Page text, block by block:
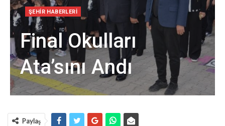
ŞEHIR HABERLERI
Final Okulları
Ata’sını Andı
Paylaş